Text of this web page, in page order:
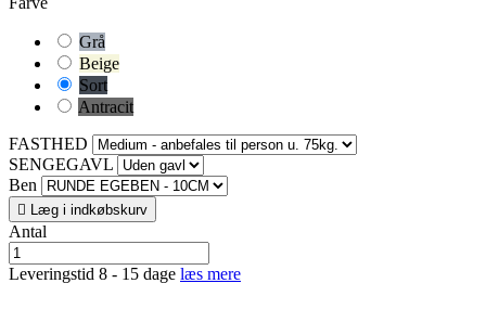
Grå
Beige
Sort
Antracit
FASTHED
SENGEGAVL
Ben
 Læg i indkøbskurv
Antal
Leveringstid 8 - 15 dage læs mere